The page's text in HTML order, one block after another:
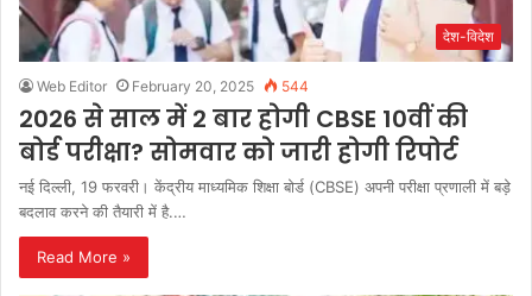
देश-विदेश
Web Editor February 20, 2025 544
2026 से साल में 2 बार होगी CBSE 10वीं की
बोर्ड परीक्षा? सोमवार को जारी होगी रिपोर्ट
नई दिल्ली, 19 फरवरी। केंद्रीय माध्यमिक शिक्षा बोर्ड (CBSE) अपनी परीक्षा प्रणाली में बड़े
बदलाव करने की तैयारी में है.…
Read More »